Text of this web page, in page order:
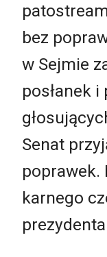
bez
w Sejmie
posłanek i
Senat
poprawek.
karnego